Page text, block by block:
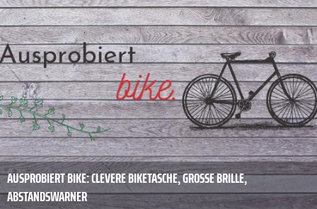
AUSPROBIERT BIKE: CLEVERE BIKETASCHE, GROSSE BRILLE, A
BSTANDSWARNER